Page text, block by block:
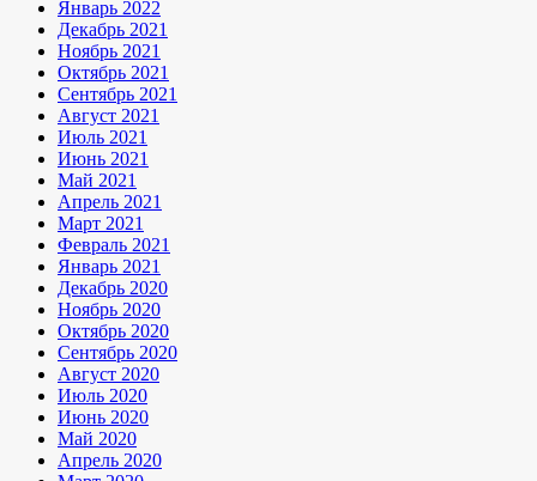
Январь 2022
Декабрь 2021
Ноябрь 2021
Октябрь 2021
Сентябрь 2021
Август 2021
Июль 2021
Июнь 2021
Май 2021
Апрель 2021
Март 2021
Февраль 2021
Январь 2021
Декабрь 2020
Ноябрь 2020
Октябрь 2020
Сентябрь 2020
Август 2020
Июль 2020
Июнь 2020
Май 2020
Апрель 2020